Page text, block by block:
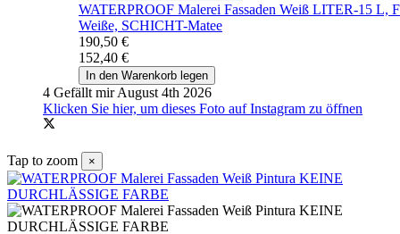
WATERPROOF Malerei Fassaden Weiß LITER-15 L,
Weiße, SCHICHT-Matee
190,50 €
152,40 €
In den Warenkorb legen
4 Gefällt mir August 4th 2026
Klicken Sie hier, um dieses Foto auf Instagram zu öffnen
Tap to zoom ×